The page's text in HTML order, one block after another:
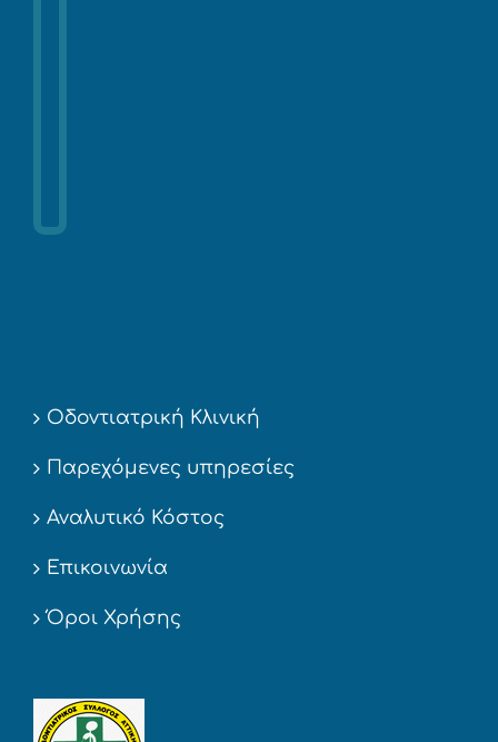
Οδοντιατρική Κλινική
Παρεχόμενες υπηρεσίες
Αναλυτικό Κόστος
Επικοινωνία
Όροι Χρήσης